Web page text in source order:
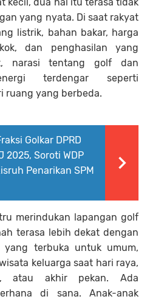
kecil, dua hal itu terasa tidak
yang nyata. Di saat rakyat
listrik, bahan bakar, harga
dan penghasilan yang
narasi tentang golf dan
terdengar seperti
ruang yang berbeda.
Golkar DPRD
2025, Soroti WDP
Penarikan SPM
merindukan lapangan golf
terasa lebih dekat dengan
yang terbuka untuk umum,
keluarga saat hari raya,
atau akhir pekan. Ada
di sana. Anak-anak